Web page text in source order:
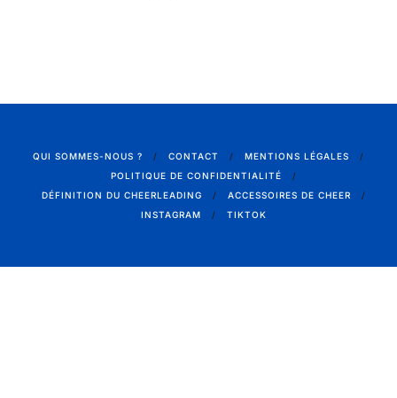
QUI SOMMES-NOUS ? CONTACT
MENTIONS LÉGALES
POLITIQUE DE CONFIDENTIALITÉ
DÉFINITION DU CHEERLEADING
ACCESSOIRES DE CHEER
INSTAGRAM
TIKTOK